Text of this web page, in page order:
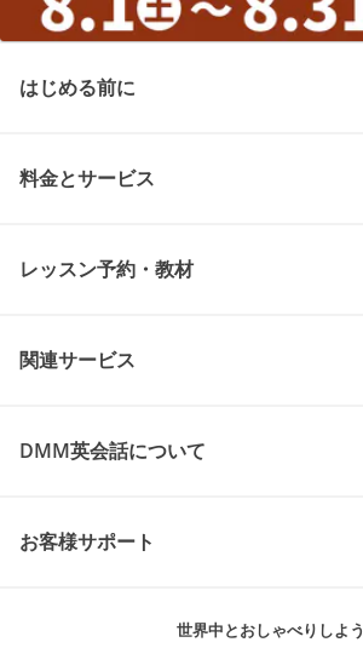
はじめる前に
料金とサービス
レッスン予約・教材
関連サービス
DMM英会話について
お客様サポート
世界中とおしゃべりしよう